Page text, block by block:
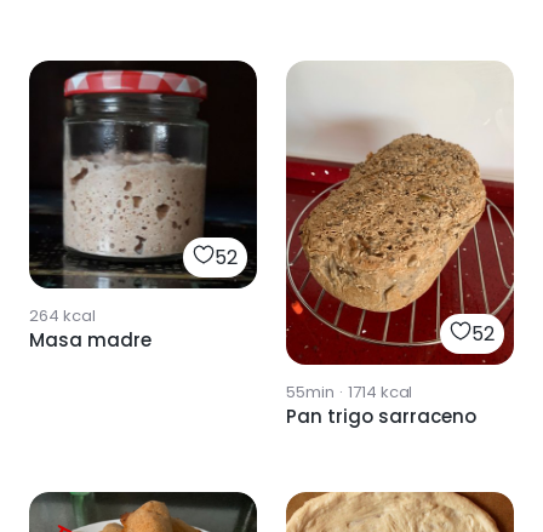
52
264 kcal
Masa madre 52
55min · 1714 kcal
Pan trigo sarraceno